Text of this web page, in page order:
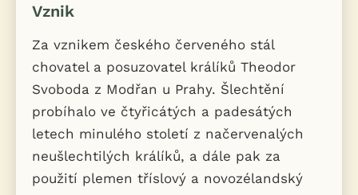
Vznik
Za vznikem českého červeného stál
chovatel a posuzovatel králíků Theodor
Svoboda z Modřan u Prahy. Šlechtění
probíhalo ve čtyřicátých a padesátých
letech minulého století z načervenalých
neušlechtilých králíků, a dále pak za
použití plemen tříslový a novozélandský